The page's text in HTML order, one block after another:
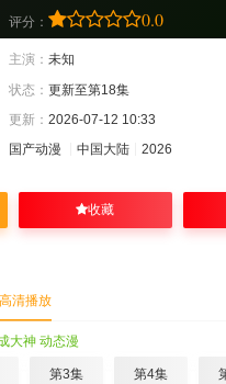
评分： 0.0
主演： 未知
状态： 更新至第18集
更新： 2026-07-12 10:33
国产动漫
中国大陆 2026
收藏
清播放
大神 动态漫
第3集 第4集